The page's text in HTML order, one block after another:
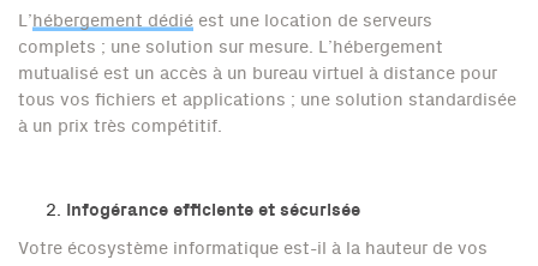
L’hébergement dédié est une location de serveurs
complets ; une solution sur mesure. L’hébergement
mutualisé est un accès à un bureau virtuel à distance pour
tous vos fichiers et applications ; une solution standardisée
à un prix très compétitif.
Infogérance efficiente et sécurisée
Votre écosystème informatique est-il à la hauteur de vos